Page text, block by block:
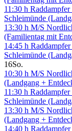
11:30 h
Schleimünde
13:30 h M/S
(Familientag mit
14:45 h
Schleimünde
16So.
10:30 h M/S
(Landgang +
11:30 h
Schleimünde
13:30 h M/S
(Landgang +
14:40 h